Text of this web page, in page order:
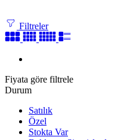
Filtreler
Fiyata göre filtrele
Durum
Satılık
Özel
Stokta Var